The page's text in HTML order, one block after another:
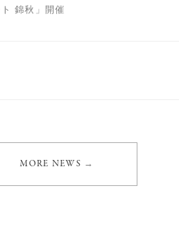
錦秋」開催
MORE NEWS →
MORE NEWS→